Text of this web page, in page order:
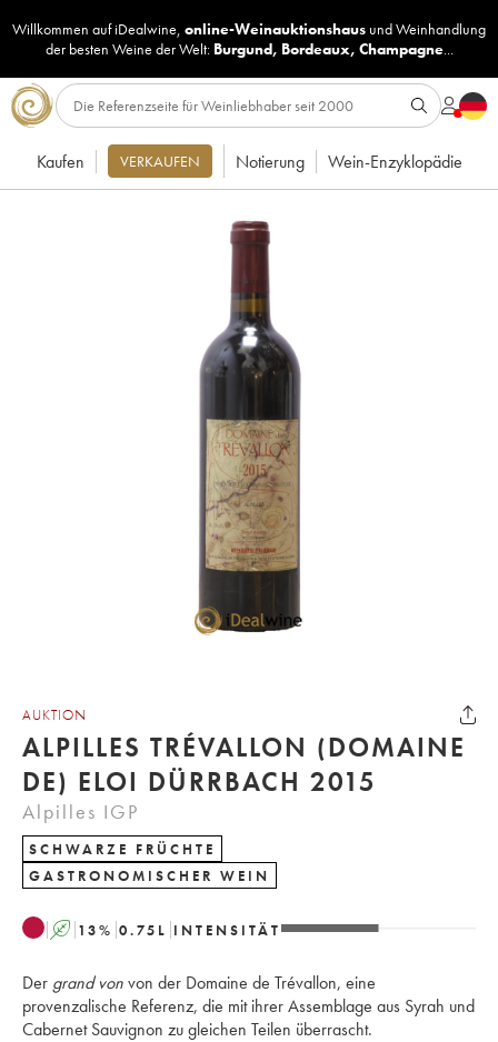
Willkommen auf iDealwine, online-Weinauktionshaus undWeinhandlung
der besten Weine der Welt: Burgund, Bordeaux, Champagne...
Kaufen VERKAUFEN Notierung Wein-Enzyklopädie
AUKTION
ALPILLES TRÉVALLON (DOMAINE
DE) ELOI DÜRRBACH 2015
Alpilles IGP
SCHWARZE FRÜCHTE
GASTRONOMISCHER WEIN
A 13% 0.75 L INTENSITÄT
Der grand vonvon der Domaine de Trévallon, eine
provenzalische Referenz, die mit ihrer Assemblage aus Syrah und
Cabernet Sauvignon zu gleichen Teilen überrascht.